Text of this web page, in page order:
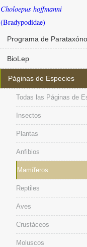
Choloepus hoffmanni
(Bradypodidae)
Programa de
BioLep
Páginas de Especies
Todas las Páginas de
Insectos
Plantas
Anfibios
Mamíferos
Reptiles
Aves
Crustáceos
Moluscos